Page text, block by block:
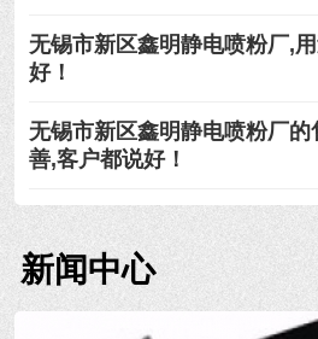
无锡市新区鑫明静电喷粉厂,
好！
无锡市新区鑫明静电喷粉厂的
善,客户都说好！
新闻中心